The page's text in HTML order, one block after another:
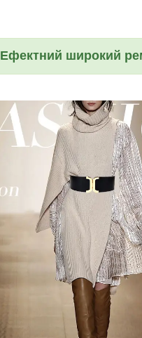
Ефектний широкий